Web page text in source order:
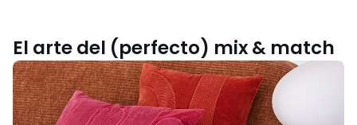
El arte del (perfecto) mix & match
Inspírate
con
nuestra
colección